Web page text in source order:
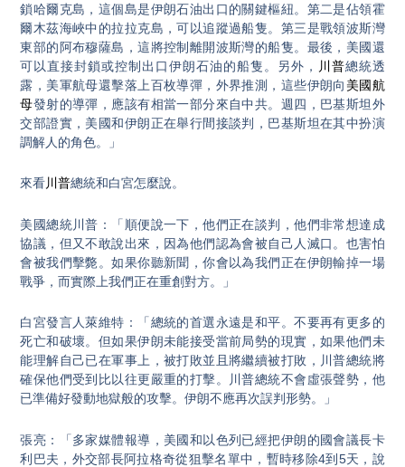
鎖哈爾克島，這個島是伊朗石油出口的關鍵樞紐。第二是佔領霍
爾木茲海峽中的拉拉克島，可以追蹤過船隻。第三是戰領波斯灣
東部的阿布穆薩島，這將控制離開波斯灣的船隻。最後，美國還
可以直接封鎖或控制出口伊朗石油的船隻。另外，
川普總統透
露，美軍航母還擊落上百枚導彈，外界推測，這些伊朗向 美國航
母發射的導彈，應該有相當一部分來自中共。週四，巴基斯坦外
交部證實，美國和伊朗正在舉行間接談判，巴基斯坦在其中扮演
調解人的角色。」
來看川普總統和白宮怎麼說。
美國總統川普：「順便說一下，他們正在談判，他們非常想達成
協議，但又不敢說出來，因為他們認為會被自己人滅口。也害怕
會被我們擊斃。如果你聽新聞，你會以為我們正在伊朗輸掉一場
戰爭，而實際上我們正在重創對方。」
白宮發言人萊維特：「總統的首選永遠是和平。不要再有更多的
死亡和破壞。但如果伊朗未能接受當前局勢的現實，如果他們未
能理解自己已在軍事上，被打敗並且將繼續被打敗，川普總統將
確保他們受到比以往更嚴重的打擊。川普總統不會虛張聲勢，他
已準備好發動地獄般的攻擊。伊朗不應再次誤判形勢。」
張亮：「多家媒體報導，美國和以色列已經把伊朗的國會議長卡
利巴夫，外交部長阿拉格奇從狙擊名單中，暫時移除4到5天，說